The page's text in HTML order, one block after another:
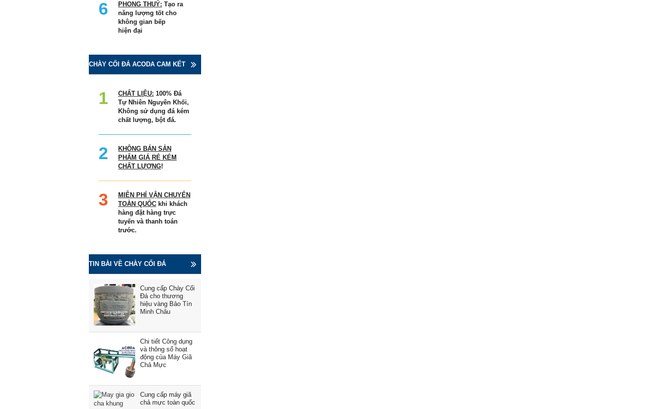
PHONG THUỶ: Tạo ra
năng lượng tốt cho
không gian bếp
hiện đại
CHÀY CỐI ĐÁ ACODA CAM KẾT
CHẤT LIỆU: 100% Đá
Tự Nhiên Nguyên Khối,
Không sử dụng đá kém
chất lượng, bột đá.
KHÔNG BÁN SẢN
PHẨM GIÁ RẺ KÉM
CHẤT LƯỢNG!
MIỄN PHÍ VẬN CHUYỂN
TOÀN QUỐC khi khách
hàng đặt hàng trực
tuyến và thanh toán
trước.
TIN BÀI VỀ CHÀY CỐI ĐÁ
Cung cấp Chày Cối
Đá cho thương
hiệu vàng Bảo Tín
Minh Châu
Chi tiết Công dụng
và thông số hoạt
động của Máy Giã
Chả Mực
Cung cấp máy giã
chả mực toàn quốc